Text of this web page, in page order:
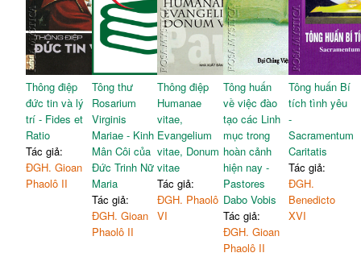
Thông điệp
đức tin và lý
trí - Fides et
Ratio
Tác giả:
ĐGH. Gioan
Phaolô II
Tông thư
Rosarium
Virginis
Mariae - Kinh
Mân Côi của
Đức Trinh Nữ
Maria
Tác giả:
ĐGH. Gioan
Phaolô II
Thông điệp
Humanae
vitae,
Evangelium
vitae, Donum
vitae
Tác giả:
ĐGH. Phaolô
VI
Tông huấn
về việc đào
tạo các Linh
mục trong
hoàn cảnh
hiện nay -
Pastores
Dabo Vobis
Tác giả:
ĐGH. Gioan
Phaolô II
Tông huấn Bí
tích tình yêu
-
Sacramentum
Caritatis
Tác giả:
ĐGH.
Benedicto
XVI